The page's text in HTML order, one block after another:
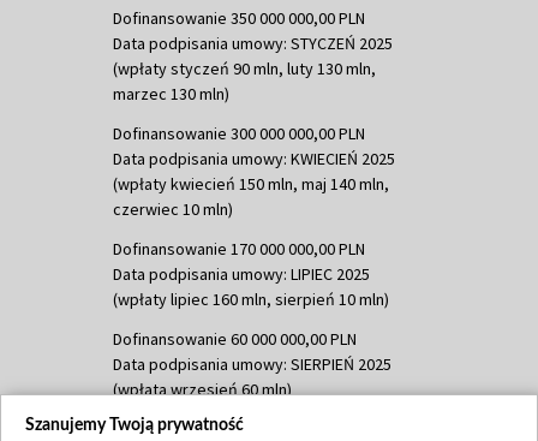
Dofinansowanie 350 000 000,00 PLN
Data podpisania umowy: STYCZEŃ 2025
(wpłaty styczeń 90 mln, luty 130 mln,
marzec 130 mln)
Dofinansowanie 300 000 000,00 PLN
Data podpisania umowy: KWIECIEŃ 2025
(wpłaty kwiecień 150 mln, maj 140 mln,
czerwiec 10 mln)
Dofinansowanie 170 000 000,00 PLN
Data podpisania umowy: LIPIEC 2025
(wpłaty lipiec 160 mln, sierpień 10 mln)
Dofinansowanie 60 000 000,00 PLN
Data podpisania umowy: SIERPIEŃ 2025
(wpłata wrzesień 60 mln)
Dofinansowanie 635 783 051,21 PLN
Szanujemy Twoją prywatność